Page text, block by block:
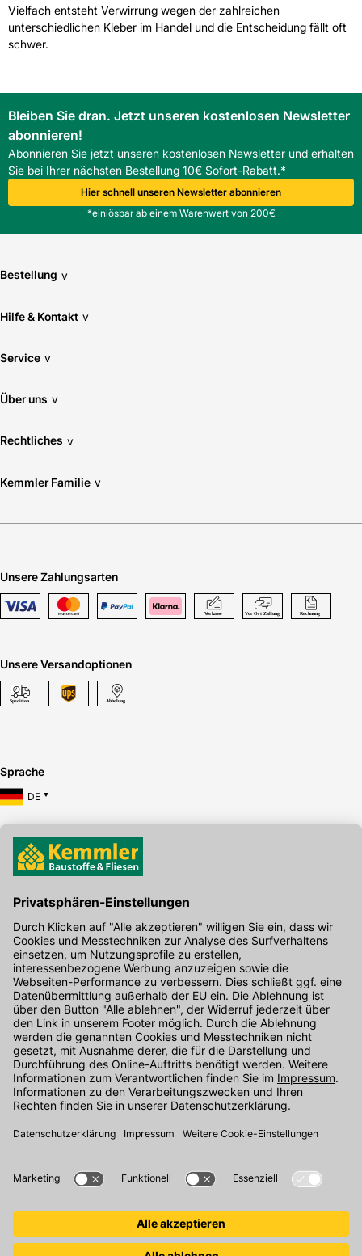
Vielfach entsteht Verwirrung wegen der zahlreichen
unterschiedlichen Kleber im Handel und die Entscheidung fällt oft
schwer.
Bleiben Sie dran. Jetzt unseren kostenlosen Newsletter
abonnieren!
Abonnieren Sie jetzt unseren kostenlosen Newsletter und erhalten
Sie bei Ihrer nächsten Bestellung 10€ Sofort-Rabatt.*
Hier schnell unseren Newsletter abonnieren
*einlösbar ab einem Warenwert von 200€
Bestellung v
Hilfe & Kontakt v
Service v
Über uns v
Rechtliches v
Kemmler Familie v
Unsere Zahlungsarten
Unsere Versandoptionen
Sprache
DE
Hier gibt's die kostenlose App
Kontakt
Unser Onlineshop Team ist montags bis freitags von 08:00 - 17:00
Uhr unter der Telefonnummer07071 / 151-151 für Sie erreichbar.
Alternativ können Sie unser Kontaktformular nutzen.
Den Kontakt direkt in unsere Niederlassungen finden Sie hier.
Oder über unseren Chat .